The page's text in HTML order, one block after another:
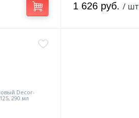
1 626 руб. / шт